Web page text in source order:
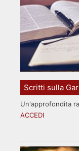
Scritti sulla
Un'approfondita
ACCEDI